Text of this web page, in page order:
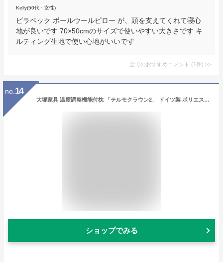
Kelly(50代・女性)
ビラベック ボールウールピロー が、頭を支えてくれて寝心
地が良いです 70×50cmのサイズで使いやすい大きさです キ
ルティング生地で使い心地がいいです
全てのおすすめコメント (1件) >
no. 14
大塚家具 温度調整機能付枕 「テルモクラウン2」 ドイツ製 ポリエステルファイバー PCMマイクロカプセル
ショップでみる